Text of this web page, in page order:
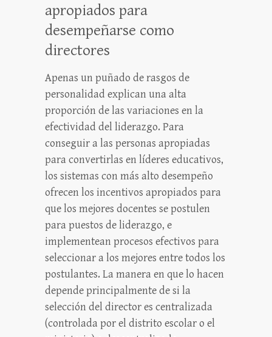
apropiados para
desempeñarse como
directores
Apenas un puñado de rasgos de
personalidad explican una alta
proporción de las variaciones en la
efectividad del liderazgo. Para
conseguir a las personas apropiadas
para convertirlas en líderes educativos,
los sistemas con más alto desempeño
ofrecen los incentivos apropiados para
que los mejores docentes se postulen
para puestos de liderazgo, e
implementean procesos efectivos para
seleccionar a los mejores entre todos los
postulantes. La manera en que lo hacen
depende principalmente de si la
selección del director es centralizada
(controlada por el distrito escolar o el